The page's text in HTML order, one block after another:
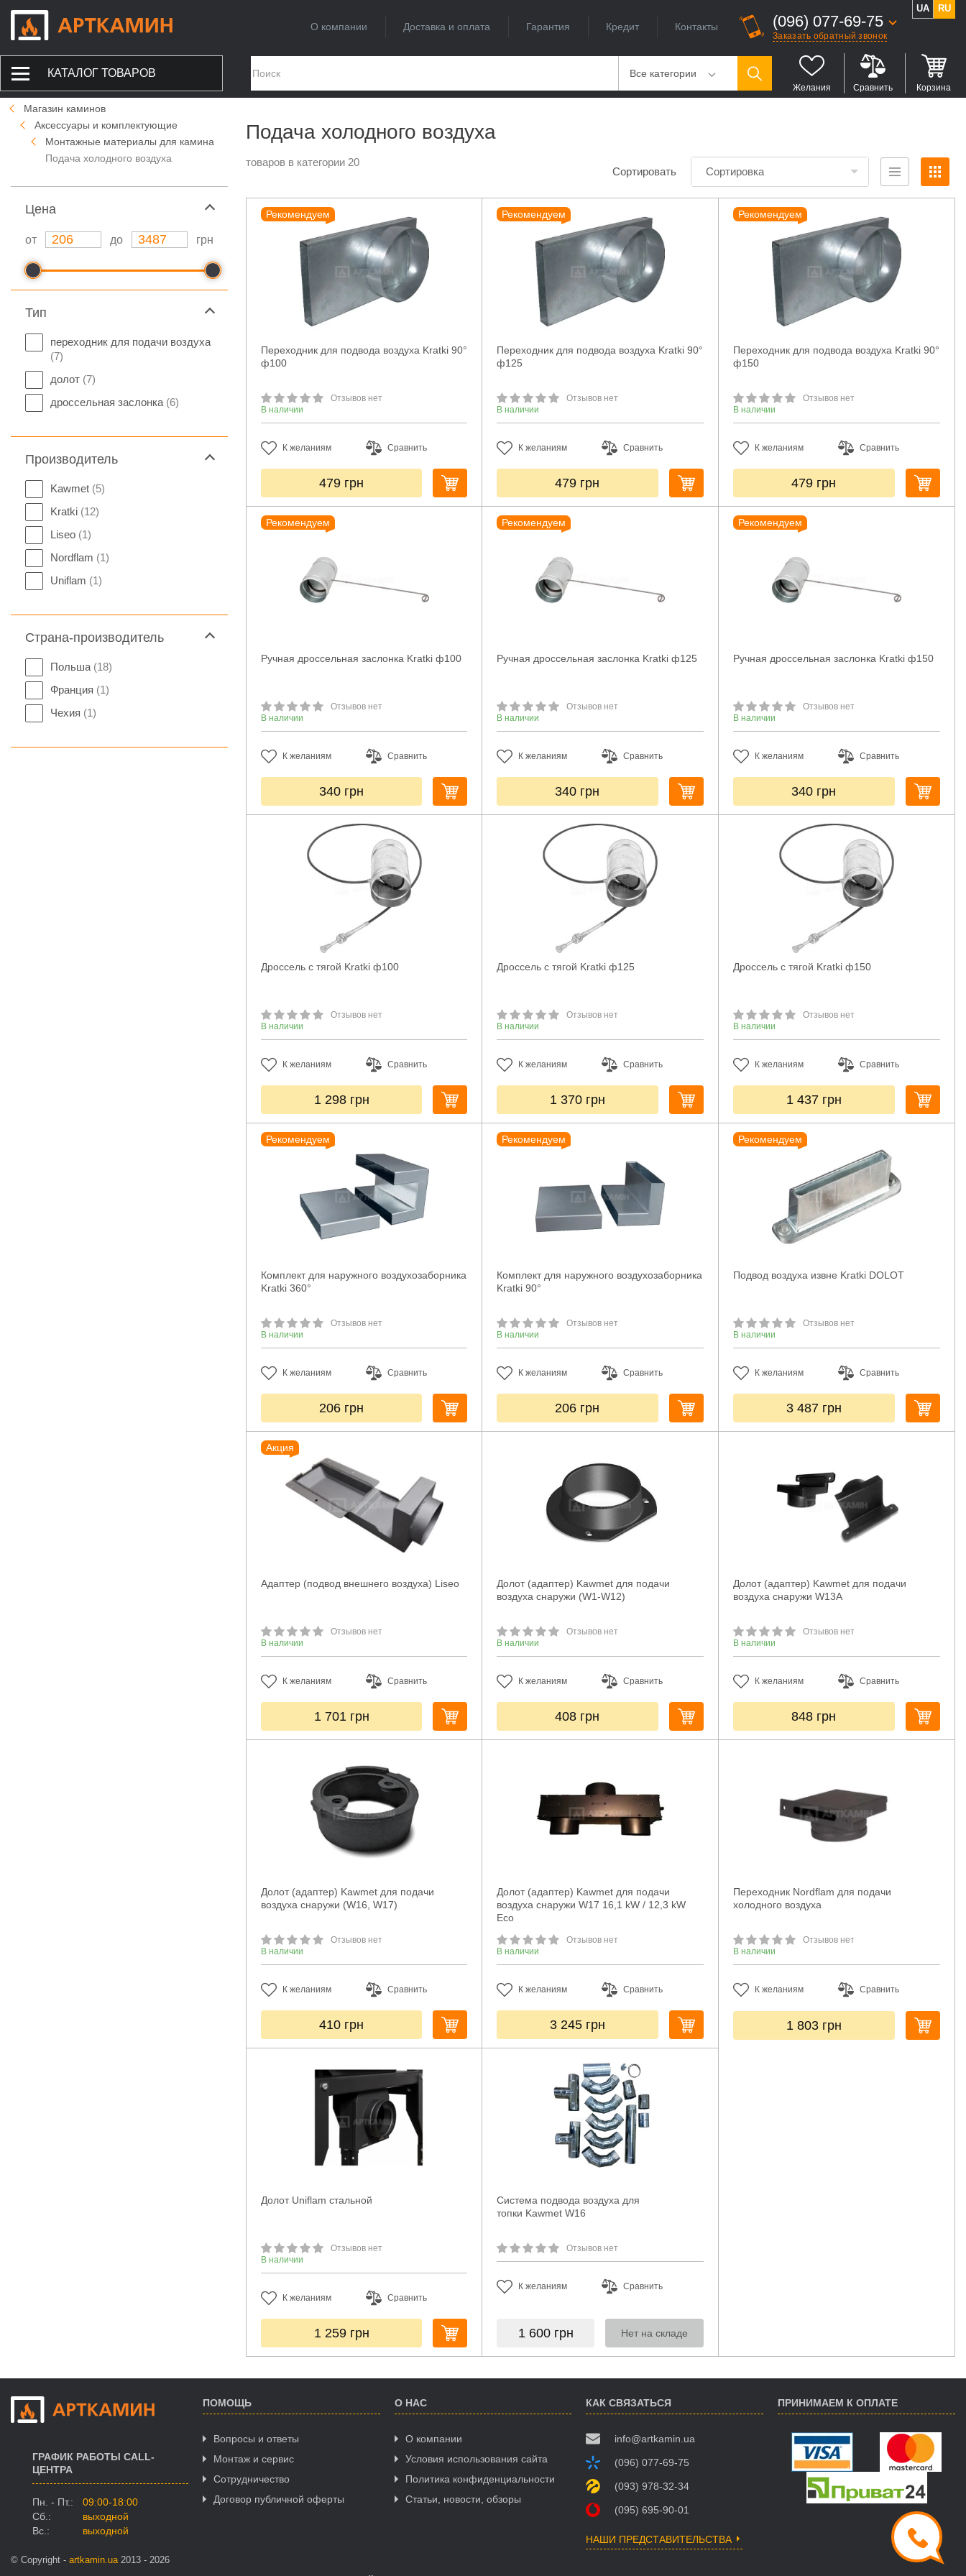
О компании Доставка и оплата Гарантия Кредит Контакты (096) 077-69-75
Заказать обратный звонок
UA RU
КАТАЛОГ ТОВАРОВ Все категории
Желания Сравнить Корзина
Магазин каминов
Аксессуары и комплектующие
Монтажные материалы для камина
Подача холодного воздуха
Цeна
от до грн
Тип
переходник для подачи воздуха
(7)
долот (7)
дроссельная заслонка (6)
Производитель
Kawmet (5)
Kratki (12)
Liseo (1)
Nordflam (1)
Uniflam (1)
Страна-производитель
Польша (18)
Франция (1)
Чехия (1)
Подача холодного воздуха
товаров в категории 20
Сортировать Сортировка
Рекомендуем
Переходник для подвода воздуха Kratki 90°
ф100
Отзывов нет
В наличии
К желаниям Сравнить
479 грн
Рекомендуем
Переходник для подвода воздуха Kratki 90°
ф125
Отзывов нет
В наличии
К желаниям Сравнить
479 грн
Рекомендуем
Переходник для подвода воздуха Kratki 90°
ф150
Отзывов нет
В наличии
К желаниям Сравнить
479 грн
Рекомендуем
Ручная дроссельная заслонка Kratki ф100
Отзывов нет
В наличии
К желаниям Сравнить
340 грн
Рекомендуем
Ручная дроссельная заслонка Kratki ф125
Отзывов нет
В наличии
К желаниям Сравнить
340 грн
Рекомендуем
Ручная дроссельная заслонка Kratki ф150
Отзывов нет
В наличии
К желаниям Сравнить
340 грн
Дроссель с тягой Kratki ф100
Отзывов нет
В наличии
К желаниям Сравнить
1 298 грн
Дроссель с тягой Kratki ф125
Отзывов нет
В наличии
К желаниям Сравнить
1 370 грн
Дроссель с тягой Kratki ф150
Отзывов нет
В наличии
К желаниям Сравнить
1 437 грн
Рекомендуем
Комплект для наружного воздухозаборника
Kratki 360°
Отзывов нет
В наличии
К желаниям Сравнить
206 грн
Рекомендуем
Комплект для наружного воздухозаборника
Kratki 90°
Отзывов нет
В наличии
К желаниям Сравнить
206 грн
Рекомендуем
Подвод воздуха извне Kratki DOLOT
Отзывов нет
В наличии
К желаниям Сравнить
3 487 грн
Акция
Адаптер (подвод внешнего воздуха) Liseo
Отзывов нет
В наличии
К желаниям Сравнить
1 701 грн
Долот (адаптер) Kawmet для подачи
воздуха снаружи (W1-W12)
Отзывов нет
В наличии
К желаниям Сравнить
408 грн
Долот (адаптер) Kawmet для подачи
воздуха снаружи W13A
Отзывов нет
В наличии
К желаниям Сравнить
848 грн
Долот (адаптер) Kawmet для подачи
воздуха снаружи (W16, W17)
Отзывов нет
В наличии
К желаниям Сравнить
410 грн
Долот (адаптер) Kawmet для подачи
воздуха снаружи W17 16,1 kW / 12,3 kW
Eco
Отзывов нет
В наличии
К желаниям Сравнить
3 245 грн
Переходник Nordflam для подачи
холодного воздуха
Отзывов нет
В наличии
К желаниям Сравнить
1 803 грн
Долот Uniflam стальной
Отзывов нет
В наличии
К желаниям Сравнить
1 259 грн
Система подвода воздуха для
топки Kawmet W16
Отзывов нет
К желаниям Сравнить
1 600 грн Нет на складе
ПОМОЩЬ
Вопросы и ответы
Монтаж и сервис
Сотрудничество
Договор публичной оферты
О НАС
О компании
Условия использования сайта
Политика конфиденциальности
Статьи, новости, обзоры
КАК СВЯЗАТЬСЯ
info@artkamin.ua
(096) 077-69-75
(093) 978-32-34
(095) 695-90-01
НАШИ ПРЕДСТАВИТЕЛЬСТВА
ПРИНИМАЕМ К ОПЛАТЕ
ГРАФИК РАБОТЫ CALL-
ЦЕНТРА
Пн. - Пт.:
09:00-18:00
Сб.:
выходной
Вс.:
выходной
© Copyright - artkamin.ua2013 - 2026